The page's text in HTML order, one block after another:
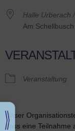
Halle Urberach
Am
Veranstaltung
Unser
dass eine Teilnahme